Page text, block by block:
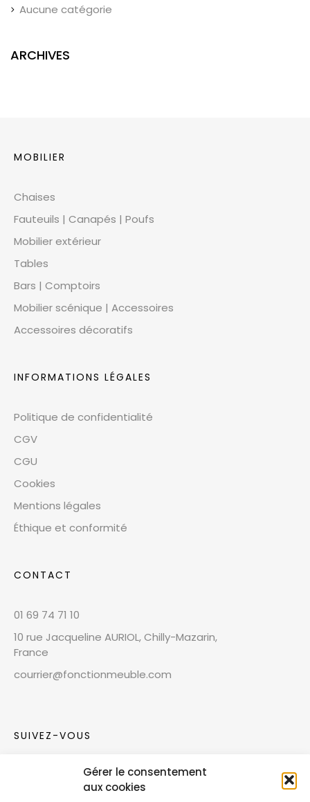
Gérer le consentement
aux cookies
Aucune catégorie
ARCHIVES
MOBILIER
Chaises
Fauteuils | Canapés | Poufs
Mobilier extérieur
Tables
Bars | Comptoirs
Mobilier scénique | Accessoires
Accessoires décoratifs
INFORMATIONS LÉGALES
Politique de confidentialité
CGV
CGU
Cookies
Mentions légales
Éthique et conformité
CONTACT
01 69 74 71 10
10 rue Jacqueline AURIOL, Chilly-Mazarin,
France
courrier@fonctionmeuble.com
SUIVEZ-VOUS
Rejoignez notre communauté sur les réseaux